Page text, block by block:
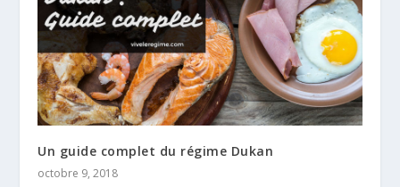
Un guide complet du régime Dukan
octobre 9, 2018